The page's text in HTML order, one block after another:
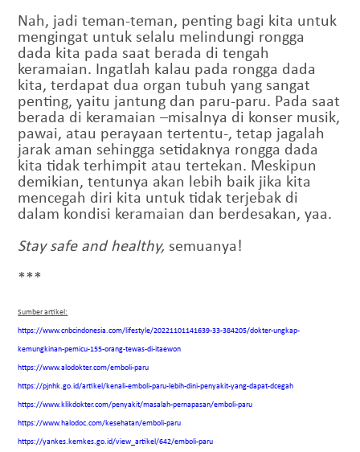
Nah, jadi teman-teman, penting bagi kita untuk
mengingat untuk selalu melindungi rongga
dada kita pada saat berada di tengah
keramaian. Ingatlah kalau pada rongga dada
kita, terdapat dua organ tubuh yang sangat
penting, yaitu jantung dan paru-paru. Pada saat
berada di keramaian –misalnya di konser musik,
pawai, atau perayaan tertentu-, tetap jagalah
jarak aman sehingga setidaknya rongga dada
kita tidak terhimpit atau tertekan. Meskipun
demikian, tentunya akan lebih baik jika kita
mencegah diri kita untuk tidak terjebak di
dalam kondisi keramaian dan berdesakan, yaa.
Stay safe and healthy,semuanya!
***
Sumber artikel:
https://www.cnbcindonesia.com/lifestyle/20221101141639-33-384205/dokter-ungkap-
kemungkinan-pemicu-155-orang-tewas-di-itaewon
https://www.alodokter.com/emboli-paru
https://pjnhk.go.id/artikel/kenali-emboli-paru-lebih-dini-penyakit-yang-dapat-dcegah
https://www.klikdokter.com/penyakit/masalah-pernapasan/emboli-paru
https://www.halodoc.com/kesehatan/emboli-paru
https://yankes.kemkes.go.id/view_artikel/642/emboli-paru